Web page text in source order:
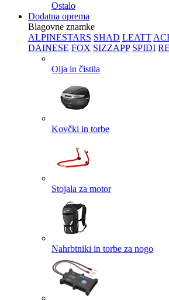
Ostalo
Dodatna oprema
Blagovne znamke
ALPINESTARS SHAD LEATT
DAINESE FOX SIZZAPP SPIDI
Olja in čistila
Kovčki in torbe
Stojala za motor
Nahrbtniki in torbe za nogo